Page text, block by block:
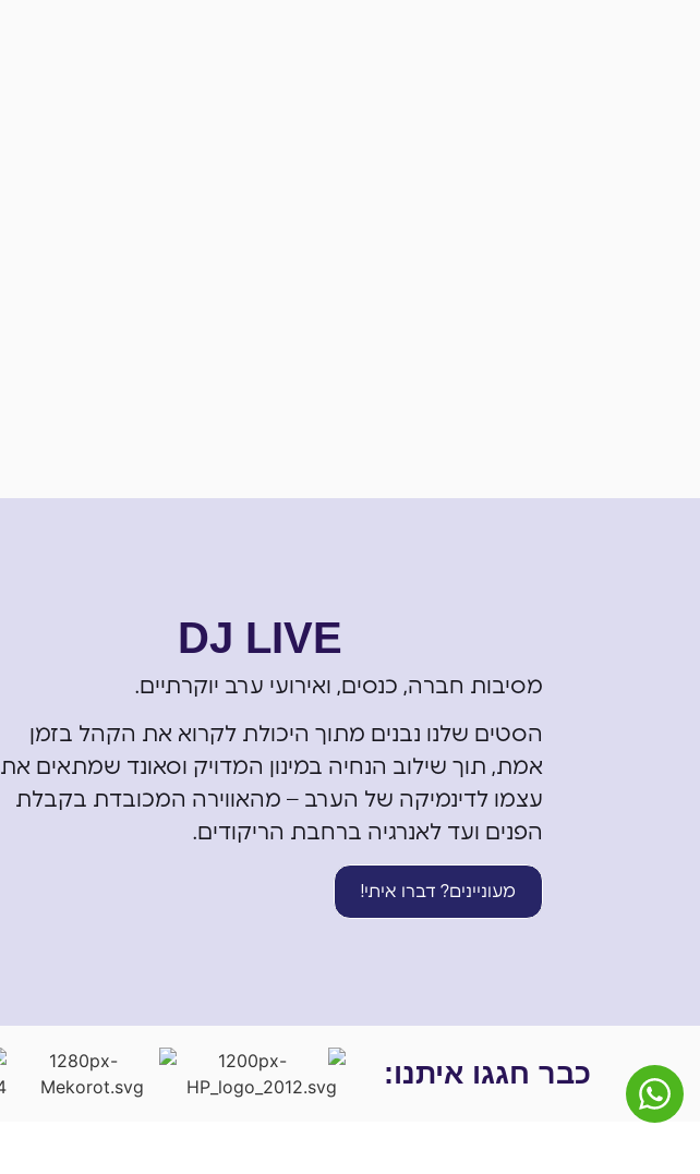
DJ LIVE
מסיבות חברה, כנסים, ואירועי ערב יוקרתיים.
הסטים שלנו נבנים מתוך היכולת לקרוא את הקהל בזמן
אמת, תוך שילוב הנחיה במינון המדויק וסאונד שמתאים את
עצמו לדינמיקה של הערב – מהאווירה המכובדת בקבלת
הפנים ועד לאנרגיה ברחבת הריקודים.
מעוניינים? דברו איתי!
כבר חגגו איתנו: